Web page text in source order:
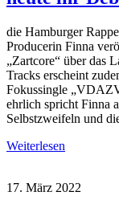
die Hamburger
Producerin Finna
„Zartcore“ über das
Tracks erscheint
Fokussingle
ehrlich spricht Finna
Selbstzweifeln und
Weiterlesen
17. März 2022